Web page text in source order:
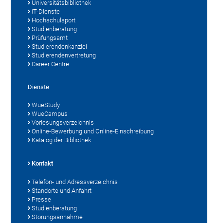
Universitätsbibliothek
IT-Dienste
Hochschulsport
Studienberatung
Prüfungsamt
Studierendenkanzlei
Studierendenvertretung
Career Centre
Dienste
WueStudy
WueCampus
Vorlesungsverzeichnis
Online-Bewerbung und Online-Einschreibung
Katalog der Bibliothek
Kontakt
Telefon- und Adressverzeichnis
Standorte und Anfahrt
Presse
Studienberatung
Störungsannahme